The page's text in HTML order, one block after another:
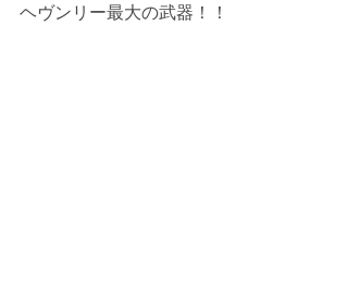
ヘヴンリー最大の武器！！